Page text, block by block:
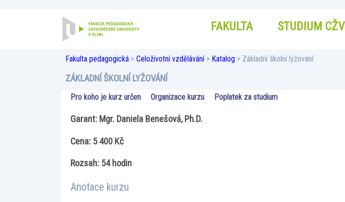
FAKULTA STUDIUM CŽV
Fakulta pedagogická > Celoživotní vzdělávání> Katalog > Základní školní lyžování
ZÁKLADNÍ ŠKOLNÍ LYŽOVÁNÍ
Pro koho je kurz určen Organizace kurzu Poplatek za studium
Garant: Mgr. Daniela Benešová, Ph.D.
Cena: 5 400 Kč
Rozsah: 54 hodin
Anotace kurzu